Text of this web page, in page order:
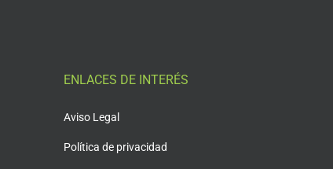
ENLACES DE INTERÉS
Aviso Legal
Política de privacidad